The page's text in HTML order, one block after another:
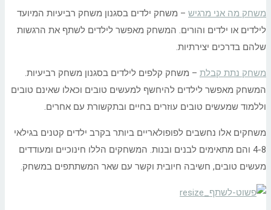
משחק מה אני מרגיש – משחק ילדים בסגנון משחק רביעיות המיועד
לילדים או ילדים והורים. המשחק מאפשר לילדים לשתף את הרגשות
שלהם בדרכים יצירתיות.
משחק נתת קבלת – משחק קלפים לילדים בסגנון משחק רביעיות.
המשחק מאפשר לילדים להיחשף למעשים טובים וכאלו שאינם טובים
וללמוד שמעשים טובים עוזרים בחיים ובתקשורת עם אחרים.
משחקים אלו נחשבים לפופולאריים ביותר בקרב ילדים קטנים בגילאי
4-8 והם מתאימים לבנים ובנות. המשחקים הללו חינוכיים ומעודדים
מעשים טובים, חשיבה חיובית וקשר עם שאר המשתתפים במשחק.